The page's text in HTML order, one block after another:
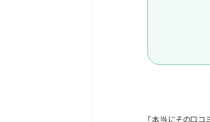
「本当にその口コ